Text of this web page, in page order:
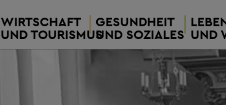
WIRTSCHAFT
UND TOURISMUS
GESUNDHEIT
UND SOZIALES UND